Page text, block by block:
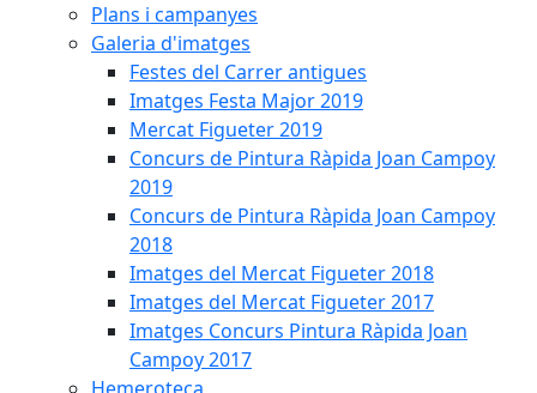
Plans i campanyes
Galeria d'imatges
Festes del Carrer antigues
Imatges Festa Major 2019
Mercat Figueter 2019
Concurs de Pintura Ràpida Joan Campoy
2019
Concurs de Pintura Ràpida Joan Campoy
2018
Imatges del Mercat Figueter 2018
Imatges del Mercat Figueter 2017
Imatges Concurs Pintura Ràpida Joan
Campoy 2017